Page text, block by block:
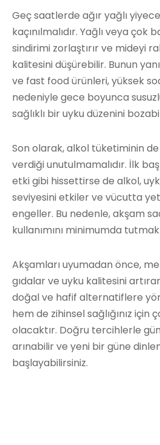
Geç saatlerde ağır yağlı
kaçınılmalıdır. Yağlı veya çok
sindirimi zorlaştırır ve mideyi
kalitesini düşürebilir. Bunun
ve fast food ürünleri, yüksek
nedeniyle gece boyunca
sağlıklı bir uyku düzenini
Son olarak, alkol tüketiminin
verdiği unutulmamalıdır. İlk
etki gibi hissettirse de alkol,
seviyesini etkiler ve vücutta
engeller. Bu nedenle, akşam
kullanımını minimumda
Akşamları uyumadan önce,
gıdalar ve uyku kalitesini
doğal ve hafif alternatiflere
hem de zihinsel sağlığınız için
olacaktır. Doğru tercihlerle
arınabilir ve yeni bir güne
başlayabilirsiniz.